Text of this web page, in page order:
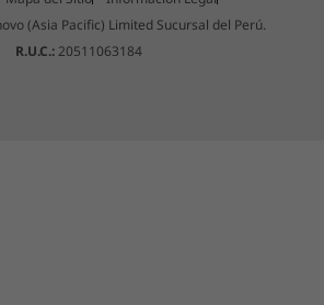
(Asia Pacific) Limited Sucursal del Perú.
R.U.C.:20511063184